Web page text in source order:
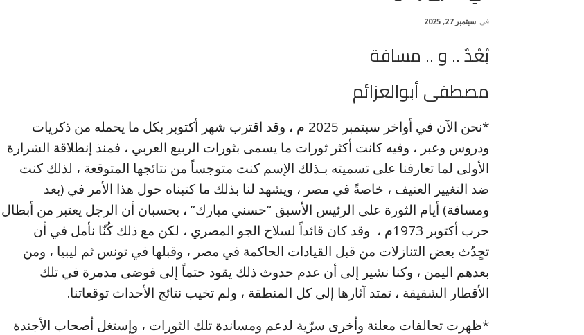
في سبتمبر 27, 2025
بُعْدٌ .. و .. مسَافَة
مصطفى أبوالعزائم
*نحن الآن في أواخر سبتمبر 2025 م ، وقد اقترب شهر أكتوبر بكل ما يحمله من ذكريات
ودروس وعبر ، وفيه كانت أكثر ثورات ما يسمى بثورات الربيع العربي ، فمنذ إنطلاقة الشرارة
الأولى لما تعارفنا على تسميته بـذلك الإسم كنت متوجساً من نتائجها المتوقعة ، لذلك كنت
ضد التغيير العنيف ، خاصةً في مصر ، ويشهد لنا بذلك ما كتبناه حول هذا الأمر في (بعد
ومسافة) أيام الثورة على الرئيس الأسبق “حسني مبارك” ، بحسبان أن الرجل يعتبر من أبطال
حرب أكتوبر 1973م ، وقد كان قائداً لسلاح الجو المصري ، لكن مع ذلك كُنّا نأمل في أن
تحٍدُث بعض التنازلات من قبل القيادات الحاكمة في مصر ، وقبلها في تونس ثم ليبيا ، ومن
بعدهم اليمن ، وكنا نشير إلى أن عدم حدوث ذلك يقود حتماً إلى فوضى مدمرة في تلك
الأقطار الشقيقة ، تمتد آثارها إلى كل المنطقة ، ولم تخيب نتائج الأحداث توقعاتنا.
*ظهرت تحالفات معلنة وأخرى سرّية لدعم ومساندة تلك الثورات ، وإستغل أصحاب الأجندة